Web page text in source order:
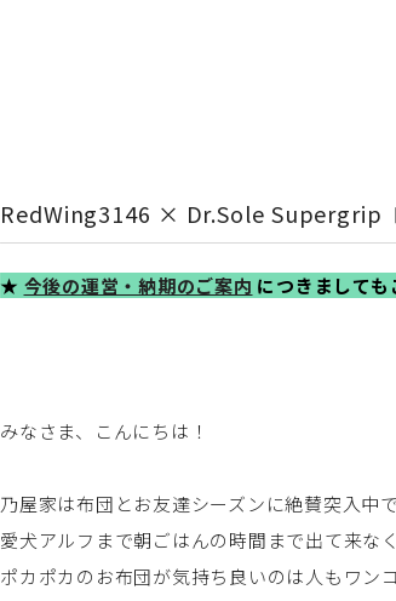
RedWing3146 × Dr.Sole Supergrip
★ 今後の運営・納期のご案内 につきましても
みなさま、こんにちは！
乃屋家は布団とお友達シーズンに絶賛突入中で
愛犬アルフまで朝ごはんの時間まで出て来な
ポカポカのお布団が気持ち良いのは人もワン